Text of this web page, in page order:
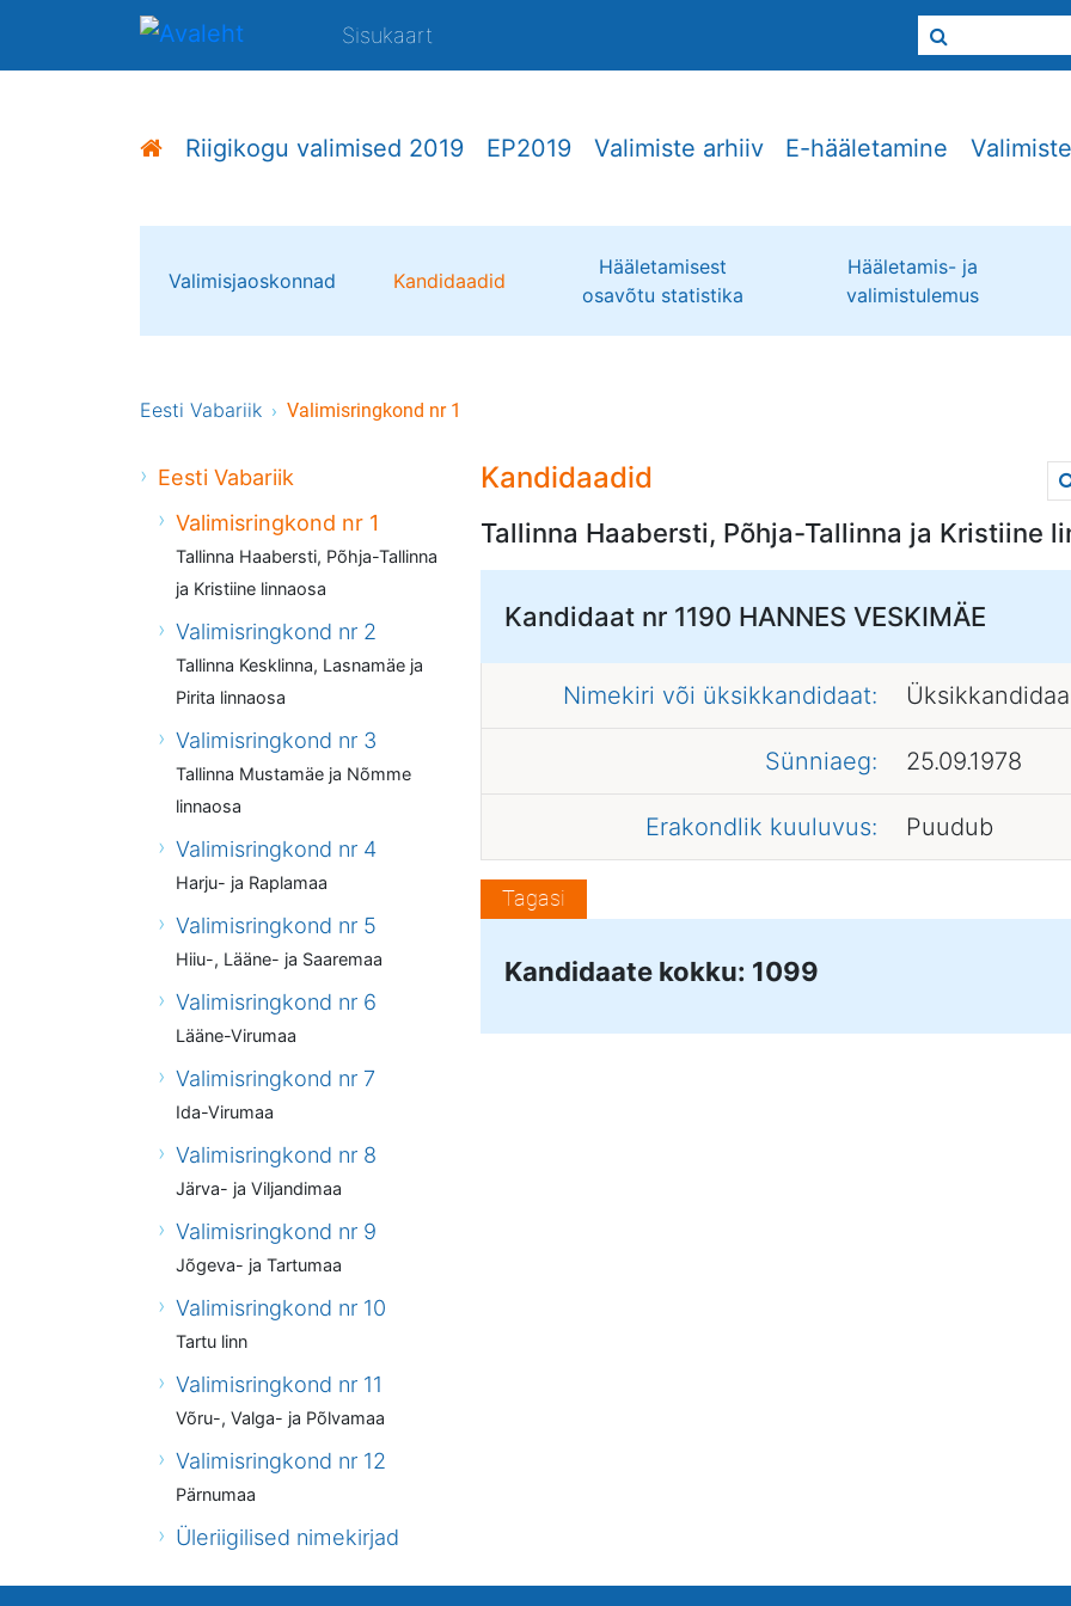
Sisukaart
Riigikogu valimised 2019 EP2019 Valimiste arhiiv E-hääletamine
Valimisjaoskonnad Kandidaadid
Hääletamisest
osavõtu statistika
Hääletamis- ja
valimistulemus
Eesti Vabariik Valimisringkond nr 1
Eesti Vabariik
Valimisringkond nr 1
Tallinna Haabersti, Põhja-Tallinna
ja Kristiine linnaosa
Valimisringkond nr 2
Tallinna Kesklinna, Lasnamäe ja
Pirita linnaosa
Valimisringkond nr 3
Tallinna Mustamäe ja Nõmme
linnaosa
Valimisringkond nr 4
Harju- ja Raplamaa
Valimisringkond nr 5
Hiiu-, Lääne- ja Saaremaa
Valimisringkond nr 6
Lääne-Virumaa
Valimisringkond nr 7
Ida-Virumaa
Valimisringkond nr 8
Järva- ja Viljandimaa
Valimisringkond nr 9
Jõgeva- ja Tartumaa
Valimisringkond nr 10
Tartu linn
Valimisringkond nr 11
Võru-, Valga- ja Põlvamaa
Valimisringkond nr 12
Pärnumaa
Üleriigilised nimekirjad
Kandidaadid
Tallinna Haabersti, Põhja-Tallinna ja Kristiine
Kandidaat nr 1190 HANNES VESKIMÄE
Nimekiri või üksikkandidaat:
Sünniaeg: 25.09.1978
Erakondlik kuuluvus: Puudub
Tagasi
Kandidaate kokku: 1099